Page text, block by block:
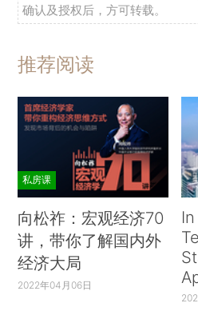
确认及授权后，方可转载。
推荐阅读
私房课
向松祚：宏观经济70
讲，带你了解国内外
经济大局
2022年04月06日